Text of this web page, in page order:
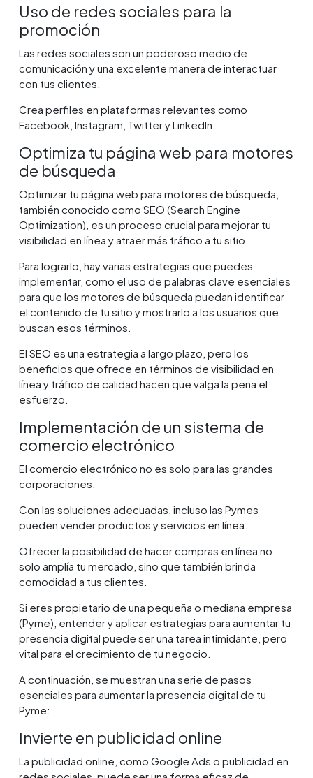
Uso de redes sociales para la
promoción
Las redes sociales son un poderoso medio de
comunicación y una excelente manera de interactuar
con tus clientes.
Crea perfiles en plataformas relevantes como
Facebook, Instagram, Twitter y LinkedIn.
Optimiza tu página web para motores
de búsqueda
Optimizar tu página web para motores de búsqueda,
también conocido como SEO (Search Engine
Optimization), es un proceso crucial para mejorar tu
visibilidad en línea y atraer más tráfico a tu sitio.
Para lograrlo, hay varias estrategias que puedes
implementar, como el uso de palabras clave esenciales
para que los motores de búsqueda puedan identificar
el contenido de tu sitio y mostrarlo a los usuarios que
buscan esos términos.
El SEO es una estrategia a largo plazo, pero los
beneficios que ofrece en términos de visibilidad en
línea y tráfico de calidad hacen que valga la pena el
esfuerzo.
Implementación de un sistema de
comercio electrónico
El comercio electrónico no es solo para las grandes
corporaciones.
Con las soluciones adecuadas, incluso las Pymes
pueden vender productos y servicios en línea.
Ofrecer la posibilidad de hacer compras en línea no
solo amplía tu mercado, sino que también brinda
comodidad a tus clientes.
Si eres propietario de una pequeña o mediana empresa
(Pyme), entender y aplicar estrategias para aumentar tu
presencia digital puede ser una tarea intimidante, pero
vital para el crecimiento de tu negocio.
A continuación, se muestran una serie de pasos
esenciales para aumentar la presencia digital de tu
Pyme:
Invierte en publicidad online
La publicidad online, como Google Ads o publicidad en